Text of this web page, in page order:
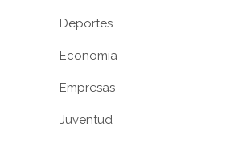
Deportes
Economía
Empresas
Juventud